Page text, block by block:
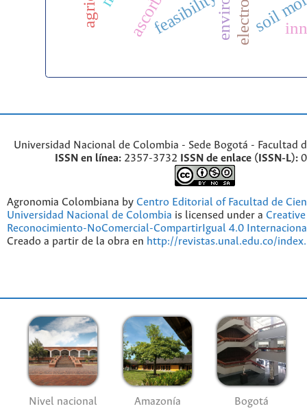
feasibility
Universidad Nacional de Colombia - Sede Bogotá - Facultad
ISSN en línea: 2357-3732 ISSN de enlace (ISSN-L):
Agronomia Colombiana by Centro Editorial of Facultad de
Universidad Nacional de Colombia is licensed under a
Reconocimiento-NoComercial-CompartirIgual 4.0
Creado a partir de la obra en http://revistas.unal.edu.co/
Nivel nacional Amazonía Bogotá